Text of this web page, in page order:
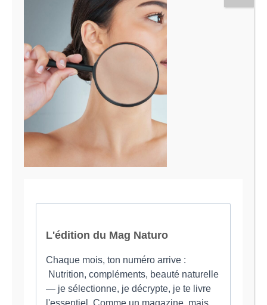
Le Magazine Naturo
Je suis Evy, Naturopathe spécialisée dans
l’accompagnement des femmes en préménopause et
ménopause